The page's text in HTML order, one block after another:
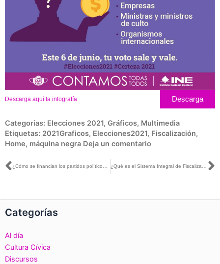
Descarga aquí la infografía Descarga
Categorías: Elecciones 2021, Gráficos, Multimedia
Etiquetas: 2021Graficos, Elecciones2021, Fiscalización,
Home, máquina negra Deja un comentario
Ant
Categorías
Al día
Cultura Cívica
Discursos